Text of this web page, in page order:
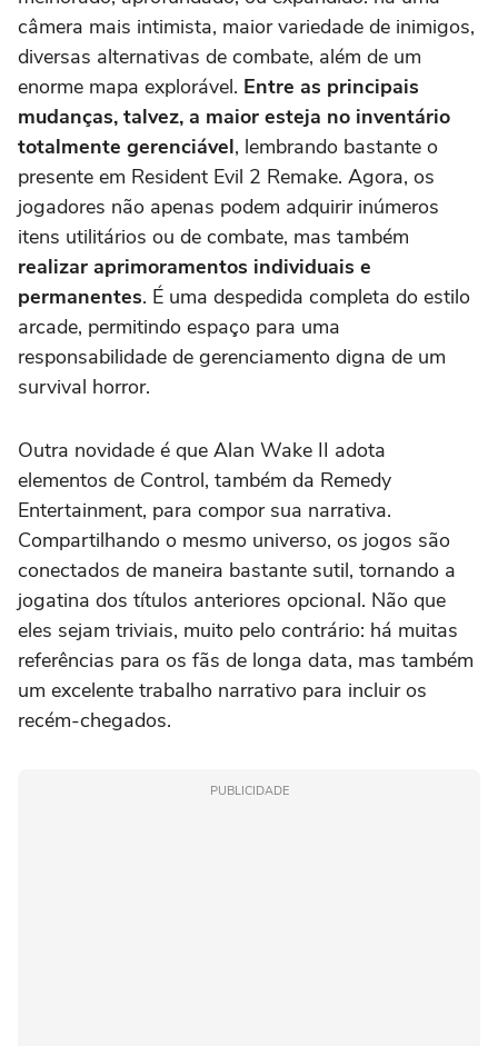
câmera mais intimista, maior variedade de inimigos,
diversas alternativas de combate, além de um
enorme mapa explorável. Entre as principais
mudanças, talvez, a maior esteja no inventário
totalmente gerenciável, lembrando bastante o
presente em Resident Evil 2 Remake. Agora, os
jogadores não apenas podem adquirir inúmeros
itens utilitários ou de combate, mas também
realizar aprimoramentos individuais e
permanentes. É uma despedida completa do estilo
arcade, permitindo espaço para uma
responsabilidade de gerenciamento digna de um
survival horror.
Outra novidade é que Alan Wake II adota
elementos de Control, também da Remedy
Entertainment, para compor sua narrativa.
Compartilhando o mesmo universo, os jogos são
conectados de maneira bastante sutil, tornando a
jogatina dos títulos anteriores opcional. Não que
eles sejam triviais, muito pelo contrário: há muitas
referências para os fãs de longa data, mas também
um excelente trabalho narrativo para incluir os
recém-chegados.
PUBLICIDADE